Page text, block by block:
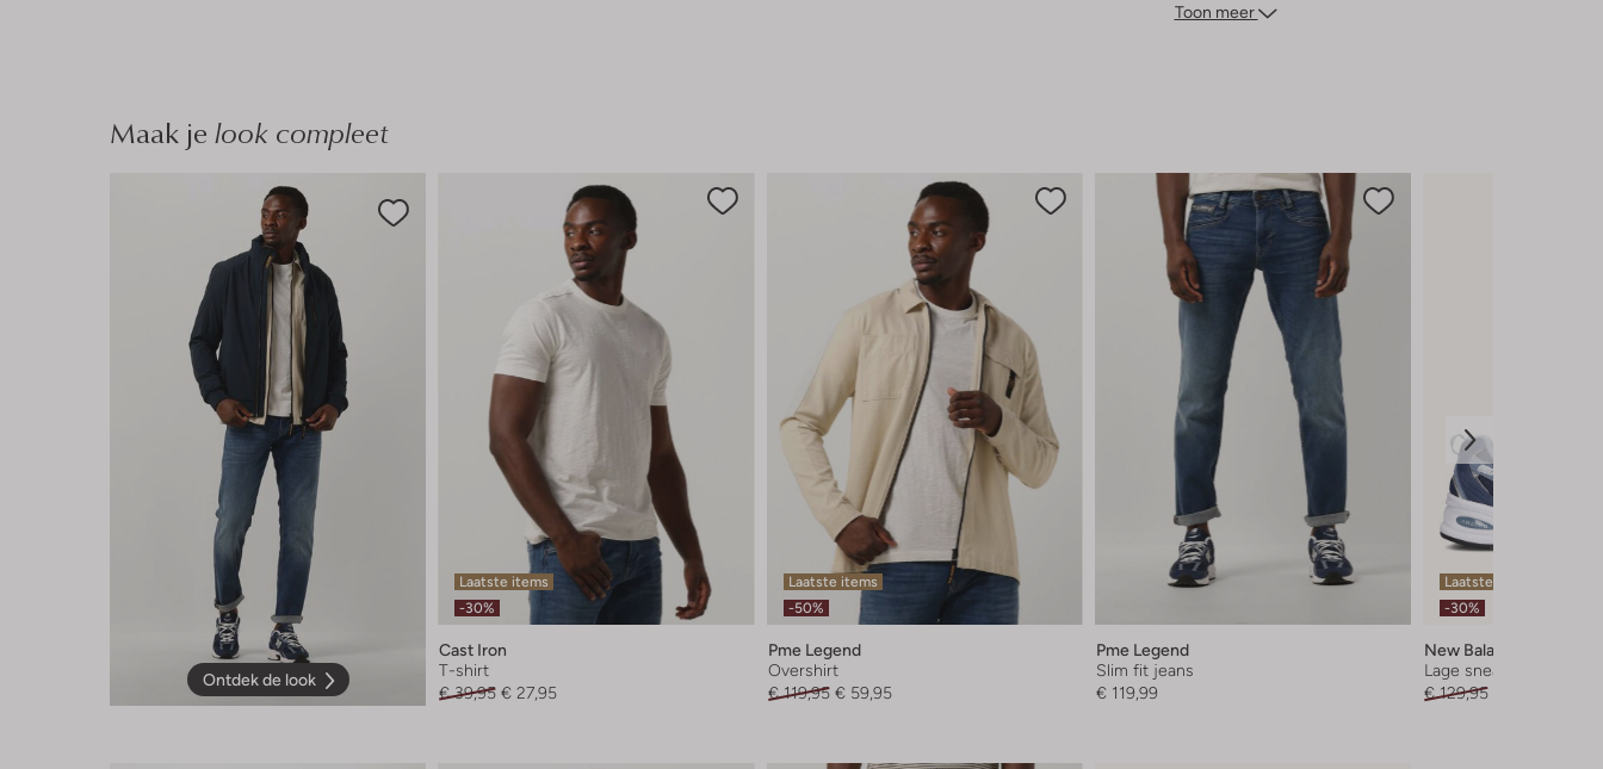
Toon meer
Maak je look compleet
Ontdek de look
Laatste items
-30%
Cast Iron
T-shirt
€ 39,95 € 27,95
Laatste items
-50%
Pme Legend
Overshirt
€ 119,95 € 59,95
Pme Legend
Slim fit jeans
€ 119,99
Laatste items
-30%
New Balance
Lage sneakers
€ 129,95